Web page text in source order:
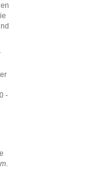
-
.